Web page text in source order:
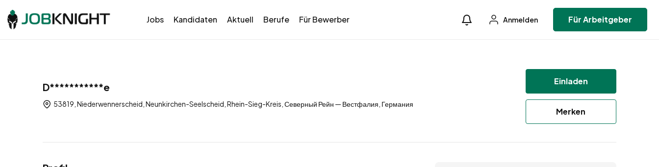
Jobs Kandidaten Aktuell Berufe Für Bewerber Anmelden Für Arbeitgeber
D***********e
53819, Niederwennerscheid, Neunkirchen-Seelscheid, Rhein-Sieg-Kreis, Северный Рейн — Вестфалия, Германия
Einladen
Merken